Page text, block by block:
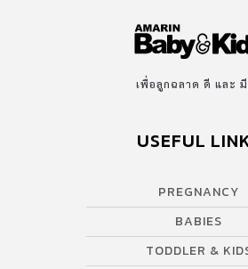
เพื่อลูกฉลาด ดี และ
USEFUL
PREGNANCY
BABIES
TODDLER &